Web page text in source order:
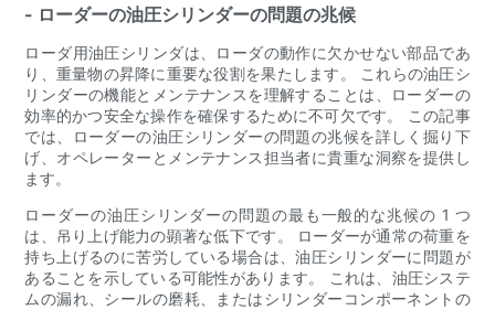
- ローダーの油圧シリンダーの問題の兆候
ローダ用油圧シリンダは、ローダの動作に欠かせない部品であ
り、重量物の昇降に重要な役割を果たします。 これらの油圧シ
リンダーの機能とメンテナンスを理解することは、ローダーの
効率的かつ安全な操作を確保するために不可欠です。 この記事
では、ローダーの油圧シリンダーの問題の兆候を詳しく掘り下
げ、オペレーターとメンテナンス担当者に貴重な洞察を提供し
ます。
ローダーの油圧シリンダーの問題の最も一般的な兆候の 1 つ
は、吊り上げ能力の顕著な低下です。 ローダーが通常の荷重を
持ち上げるのに苦労している場合は、油圧シリンダーに問題が
あることを示している可能性があります。 これは、油圧システ
ムの漏れ、シールの磨耗、またはシリンダーコンポーネントの